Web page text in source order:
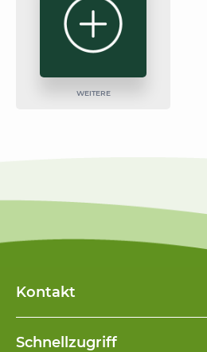
WEITERE
Kontakt
Schnellzugriff